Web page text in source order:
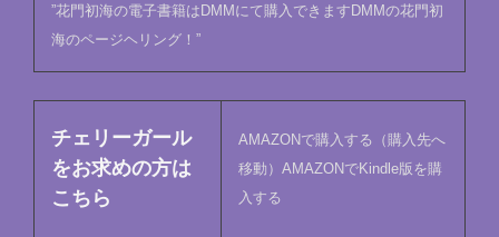
”花門初海の電子書籍はDMMにて購入できますDMMの花門初
海のページヘリング！”
チェリーガール
をお求めの方は
こちら
AMAZONで購入する（購入先へ
移動） AMAZONでKindle版を購
入する